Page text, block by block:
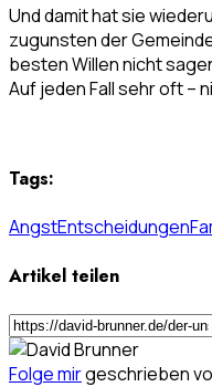
Und damit hat sie
zugunsten der
besten Willen nicht
Auf jeden Fall sehr oft –
Tags:
AngstEntscheidungen
Artikel teilen
Folge mirgeschrieben